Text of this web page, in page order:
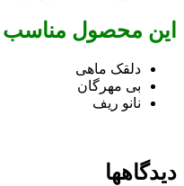
این محصول مناسب
دلقک ماهی
بی مهرگان
نانو ریف
دیدگاهها